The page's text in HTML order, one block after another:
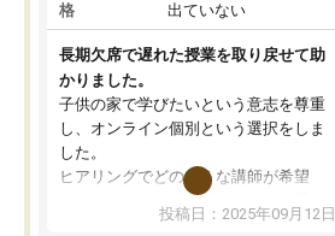
格
出ていない
長期欠席で遅れた授業を取り戻せて助
かりました。
子供の家で学びたいという意志を尊重
し、オンライン個別という選択をしま
した。
ヒアリングでどのような講師が希望
か、オプションは付帯するかなど選ぶ
事が出来ました。
投稿日：2025年09月12日